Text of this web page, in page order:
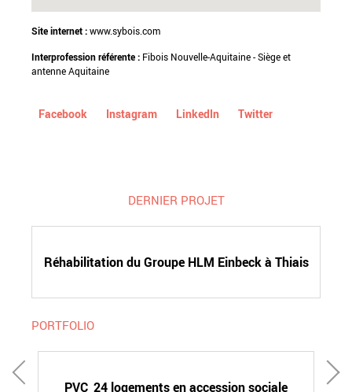
Site internet :www.sybois.com
Interprofession référente : Fibois Nouvelle-Aquitaine - Siège et
antenne Aquitaine
Facebook Instagram LinkedIn Twitter
DERNIER PROJET
Réhabilitation du Groupe HLM Einbeck à Thiais
PORTFOLIO
PVC_24 logements en accession sociale